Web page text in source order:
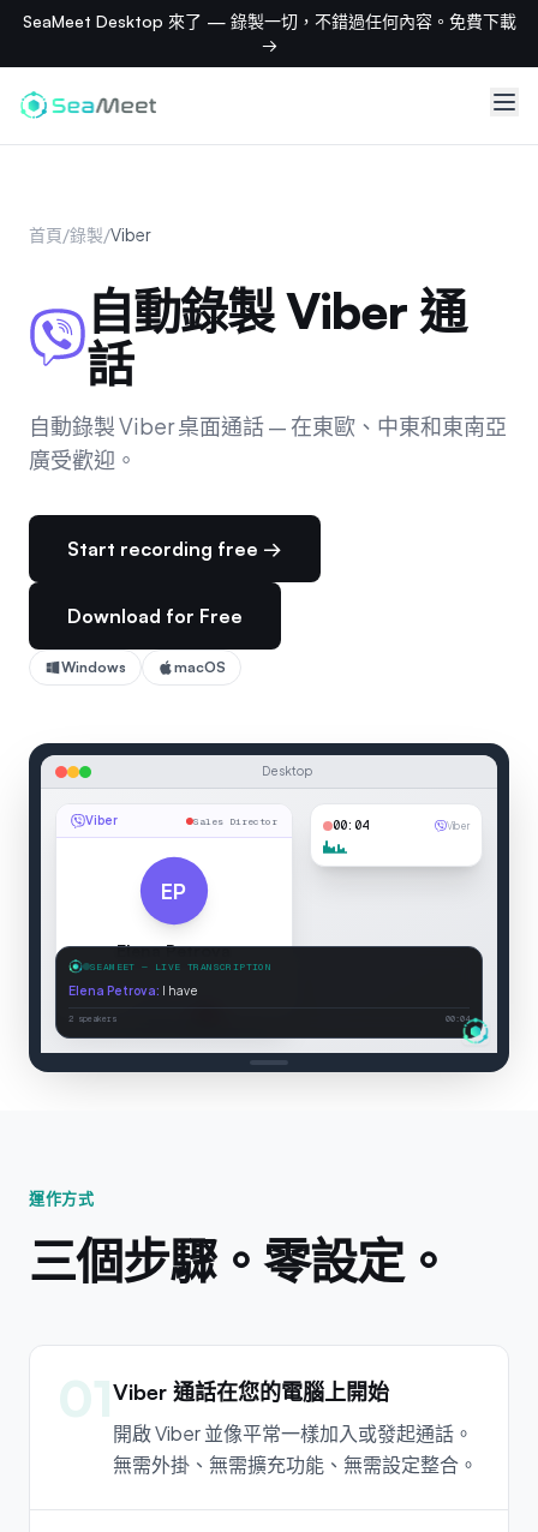
SeaMeet Desktop 來了 — 錄製一切，不錯過任何內容。免費下載
→
首頁/錄製/Viber
自動錄製 Viber 通
話
自動錄製 Viber 桌面通話 — 在東歐、中東和東南亞
廣受歡迎。
Start recording free →
Download for Free
Windows macOS
Desktop
Viber Sales Director
EP
Elena Petrova
Sales Director
Connected
00:05 Viber
SEAMEET — LIVE TRANSCRIPTION
Elena Petrova: I have the updated prop
2 speakers 00:05
運作方式
三個步驟。零設定。
01Viber 通話在您的電腦上開始
開啟 Viber 並像平常一樣加入或發起通話。
無需外掛、無需擴充功能、無需設定整合。